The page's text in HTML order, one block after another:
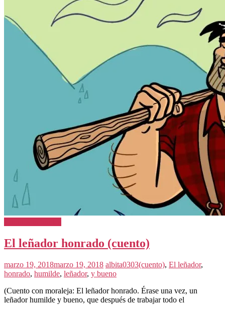
El leñador honrado (cuento)
marzo 19, 2018marzo 19, 2018 albita0303(cuento), El leñador,
honrado, humilde, leñador, y bueno
(Cuento con moraleja: El leñador honrado. Érase una vez, un
leñador humilde y bueno, que después de trabajar todo el